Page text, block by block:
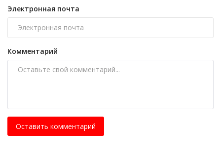
Электронная почта
Комментарий
Оставить комментарий